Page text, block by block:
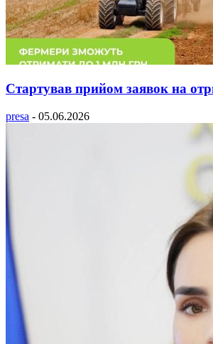
Стартував прийом заявок на
presa - 05.06.2026